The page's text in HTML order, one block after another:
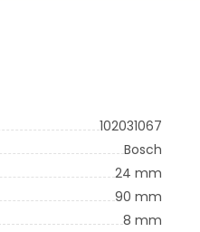
102031067
Bosch
24 mm
90 mm
8 mm